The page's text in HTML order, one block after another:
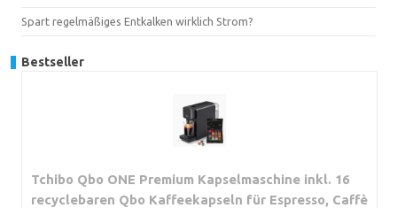
Spart regelmäßiges Entkalken wirklich Strom?
Bestseller
Tchibo Qbo ONE Premium Kapselmaschine inkl. 16
recyclebaren Qbo Kaffeekapseln für Espresso, Caffè